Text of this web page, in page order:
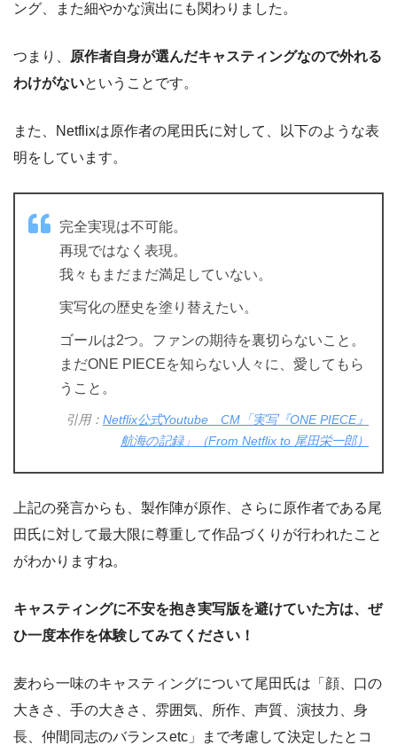
ング、また細やかな演出にも関わりました。
つまり、
原作者自身が選んだキャスティングなので外れる
わけがないということです。
また、Netflixは原作者の尾田氏に対して、以下のような表
明をしています。
完全実現は不可能。
再現ではなく表現。
我々もまだまだ満足していない。
実写化の歴史を塗り替えたい。
ゴールは2つ。ファンの期待を裏切らないこと。
まだONE PIECEを知らない人々に、愛してもら
うこと。
引用： Netflix公式Youtube CM「実写『ONE PIECE』
航海の記録」（From Netflix to 尾田栄一郎）
上記の発言からも、製作陣が原作、さらに原作者である尾
田氏に対して最大限に尊重して作品づくりが行われたこと
がわかりますね。
キャスティングに不安を抱き実写版を避けていた方は、ぜ
ひ一度本作を体験してみてください！
麦わら一味のキャスティングについて尾田氏は「顔、口の
大きさ、手の大きさ、雰囲気、所作、声質、演技力、身
長、仲間同志のバランスetc」まで考慮して決定したとコ